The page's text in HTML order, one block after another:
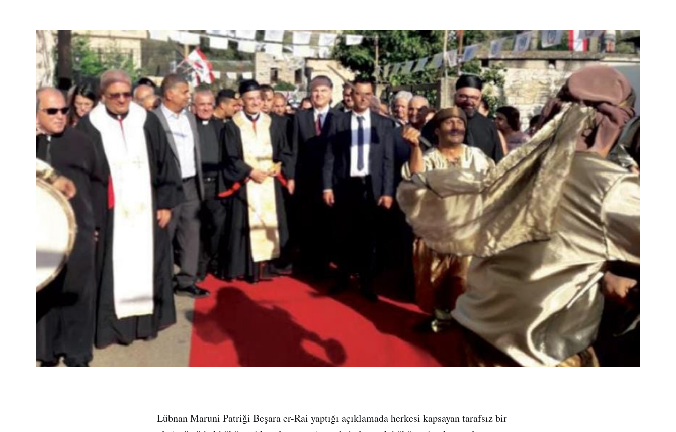
Lübnan Maruni Patriği Beşara er-Rai yaptığı açıklamada herkesi kapsayan tarafsız bir